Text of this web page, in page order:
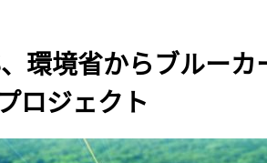
、環境省からブルー
ロジェクト